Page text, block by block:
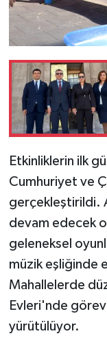
Etkinliklerin ilk
Cumhuriyet ve
gerçekleştirildi.
devam edecek
geleneksel
müzik eşliğinde
Mahallelerde
Evleri'nde
yürütülüyor.